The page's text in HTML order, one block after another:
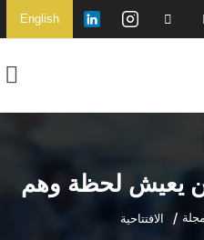
English
يعيش لحظة وهم
الافتتاحية